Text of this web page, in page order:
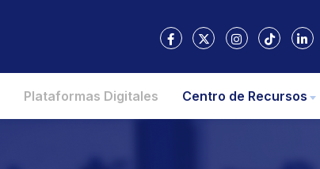
Plataformas Digitales Centro de Recursos